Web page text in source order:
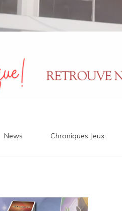
News Chroniques Jeux